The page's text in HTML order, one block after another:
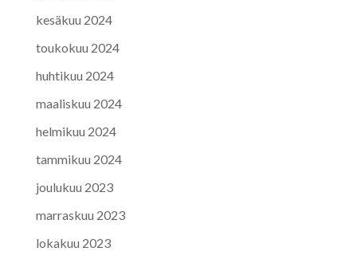
kesäkuu 2024
toukokuu 2024
huhtikuu 2024
maaliskuu 2024
helmikuu 2024
tammikuu 2024
joulukuu 2023
marraskuu 2023
lokakuu 2023